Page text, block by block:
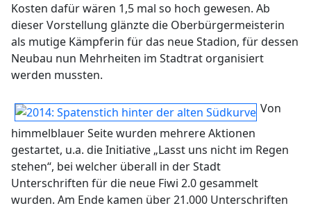
Kosten dafür wären 1,5 mal so hoch gewesen. Ab
dieser Vorstellung glänzte die Oberbürgermeisterin
als mutige Kämpferin für das neue Stadion, für dessen
Neubau nun Mehrheiten im Stadtrat organisiert
werden mussten.
Von
himmelblauer Seite wurden mehrere Aktionen
gestartet, u.a. die Initiative „Lasst uns nicht im Regen
stehen“, bei welcher überall in der Stadt
Unterschriften für die neue Fiwi 2.0 gesammelt
wurden. Am Ende kamen über 21.000 Unterschriften